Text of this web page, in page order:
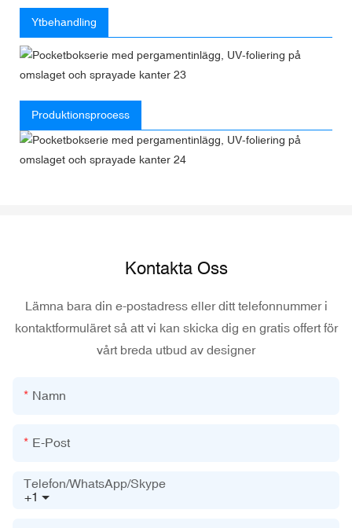
Ytbehandling
Produktionsprocess
Kontakta Oss
Lämna bara din e-postadress eller ditt telefonnummer i
kontaktformuläret så att vi kan skicka dig en gratis offert för
vårt breda utbud av designer
Namn
E-Post
+1
Telefon/WhatsApp/Skype